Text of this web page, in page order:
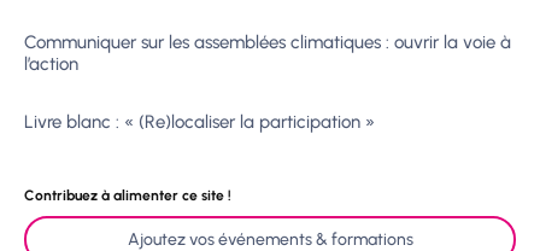
Communiquer sur les assemblées climatiques : ouvrir la voie à
l’action
Livre blanc : « (Re)localiser la participation »
Contribuez à alimenter ce site !
Ajoutez vos événements & formations